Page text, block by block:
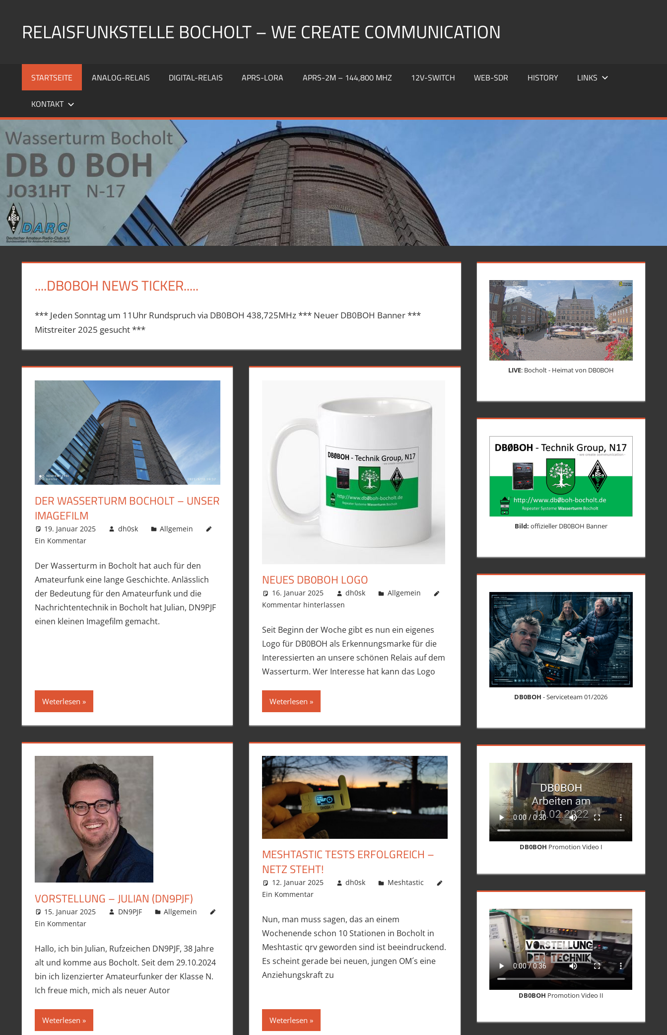
springenRELAISFUNKSTELLE BOCHOLT – WE CREATE COMMUNICATION
Relaisfunkstellen
auf
dem
Wasserturm
Bocholt
JO31HU
STARTSEITE ANALOG-RELAIS DIGITAL-RELAIS APRS-LORA APRS-2M – 144,800 MHZ 12V-SWITCH WEB-SDR HISTORY LINKS
KONTAKT
....DB0BOH NEWS TICKER.....
*** Jeden Sonntag um 11Uhr Rundspruch via DB0BOH 438,725MHz *** Neuer DB0BOH Banner ***
Mitstreiter 2025 gesucht ***
DER WASSERTURM BOCHOLT – UNSER
IMAGEFILM
19. Januar 2025 dh0sk
Allgemein
Ein Kommentar
Der Wasserturm in Bocholt hat auch für den
Amateurfunk eine lange Geschichte. Anlässlich
der Bedeutung für den Amateurfunk und die
Nachrichtentechnik in Bocholt hat Julian, DN9PJF
einen kleinen Imagefilm gemacht.
Weterlesen
NEUES DB0BOH LOGO
16. Januar 2025 dh0sk
Allgemein
Kommentar hinterlassen
Seit Beginn der Woche gibt es nun ein eigenes
Logo für DB0BOH als Erkennungsmarke für die
Interessierten an unsere schönen Relais auf dem
Wasserturm. Wer Interesse hat kann das Logo
Weterlesen
VORSTELLUNG – JULIAN (DN9PJF)
15. Januar 2025 DN9PJF
Allgemein
Ein Kommentar
Hallo, ich bin Julian, Rufzeichen DN9PJF, 38 Jahre
alt und komme aus Bocholt. Seit dem 29.10.2024
bin ich lizenzierter Amateurfunker der Klasse N.
Ich freue mich, mich als neuer Autor
Weterlesen
MESHTASTIC TESTS ERFOLGREICH –
NETZ STEHT!
12. Januar 2025 dh0sk
Meshtastic
Ein Kommentar
Nun, man muss sagen, das an einem
Wochenende schon 10 Stationen in Bocholt in
Meshtastic qrv geworden sind ist beeindruckend.
Es scheint gerade bei neuen, jungen OM´s eine
Anziehungskraft zu
Weterlesen
LIVE: Bocholt - Heimat von DB0BOH
Bild: offizieller DB0BOH Banner
DB0BOH - Serviceteam 01/2026
DB0BOH Promotion Video I
DB0BOH Promotion Video II